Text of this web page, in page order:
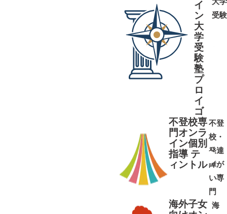
イ
ン
大
学
受
験
塾
プ
ロ
イ
ゴ
受験
不登校専
門オンラ
イン個別
指導 テ
ィントル
不登
校・
発達
障が
い専
門
➜➜
海外子女 海